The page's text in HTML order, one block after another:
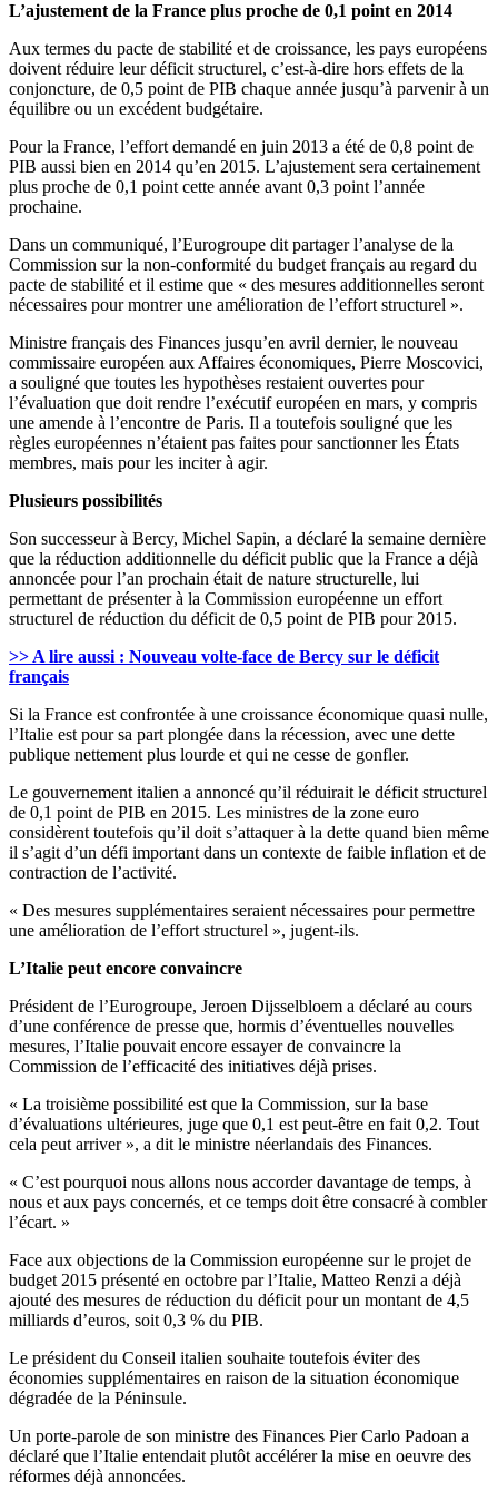
L’ajustement de la France plus proche de 0,1 point en 2014
Aux termes du pacte de stabilité et de croissance, les pays européens
doivent réduire leur déficit structurel, c’est-à-dire hors effets de la
conjoncture, de 0,5 point de PIB chaque année jusqu’à parvenir à un
équilibre ou un excédent budgétaire.
Pour la France, l’effort demandé en juin 2013 a été de 0,8 point de
PIB aussi bien en 2014 qu’en 2015. L’ajustement sera certainement
plus proche de 0,1 point cette année avant 0,3 point l’année
prochaine.
Dans un communiqué, l’Eurogroupe dit partager l’analyse de la
Commission sur la non-conformité du budget français au regard du
pacte de stabilité et il estime que « des mesures additionnelles seront
nécessaires pour montrer une amélioration de l’effort structurel ».
Ministre français des Finances jusqu’en avril dernier, le nouveau
commissaire européen aux Affaires économiques, Pierre Moscovici,
a souligné que toutes les hypothèses restaient ouvertes pour
l’évaluation que doit rendre l’exécutif européen en mars, y compris
une amende à l’encontre de Paris. Il a toutefois souligné que les
règles européennes n’étaient pas faites pour sanctionner les États
membres, mais pour les inciter à agir.
Plusieurs possibilités
Son successeur à Bercy, Michel Sapin, a déclaré la semaine dernière
que la réduction additionnelle du déficit public que la France a déjà
annoncée pour l’an prochain était de nature structurelle, lui
permettant de présenter à la Commission européenne un effort
structurel de réduction du déficit de 0,5 point de PIB pour 2015.
>> A lire aussi : Nouveau volte-face de Bercy sur le déficit
français
Si la France est confrontée à une croissance économique quasi nulle,
l’Italie est pour sa part plongée dans la récession, avec une dette
publique nettement plus lourde et qui ne cesse de gonfler.
Le gouvernement italien a annoncé qu’il réduirait le déficit structurel
de 0,1 point de PIB en 2015. Les ministres de la zone euro
considèrent toutefois qu’il doit s’attaquer à la dette quand bien même
il s’agit d’un défi important dans un contexte de faible inflation et de
contraction de l’activité.
« Des mesures supplémentaires seraient nécessaires pour permettre
une amélioration de l’effort structurel », jugent-ils.
L’Italie peut encore convaincre
Président de l’Eurogroupe, Jeroen Dijsselbloem a déclaré au cours
d’une conférence de presse que, hormis d’éventuelles nouvelles
mesures, l’Italie pouvait encore essayer de convaincre la
Commission de l’efficacité des initiatives déjà prises.
« La troisième possibilité est que la Commission, sur la base
d’évaluations ultérieures, juge que 0,1 est peut-être en fait 0,2. Tout
cela peut arriver », a dit le ministre néerlandais des Finances.
« C’est pourquoi nous allons nous accorder davantage de temps, à
nous et aux pays concernés, et ce temps doit être consacré à combler
l’écart. »
Face aux objections de la Commission européenne sur le projet de
budget 2015 présenté en octobre par l’Italie, Matteo Renzi a déjà
ajouté des mesures de réduction du déficit pour un montant de 4,5
milliards d’euros, soit 0,3 % du PIB.
Le président du Conseil italien souhaite toutefois éviter des
économies supplémentaires en raison de la situation économique
dégradée de la Péninsule.
Un porte-parole de son ministre des Finances Pier Carlo Padoan a
déclaré que l’Italie entendait plutôt accélérer la mise en oeuvre des
réformes déjà annoncées.